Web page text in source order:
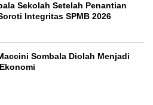
Sekolah Setelah Penantian
Integritas SPMB 2026
Sombala Diolah Menjadi